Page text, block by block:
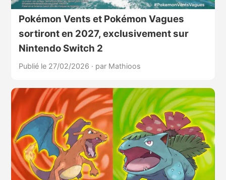
Pokémon Vents et Pokémon Vagues
sortiront en 2027, exclusivement sur
Nintendo Switch 2
Publié le 27/02/2026 · par Mathioos